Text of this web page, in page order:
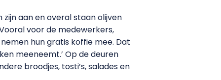
aan en overal staan olijven
voor de medewerkers,
hun gratis koffie mee. Dat
meeneemt.’ Op de deuren
broodjes, tosti’s, salades en